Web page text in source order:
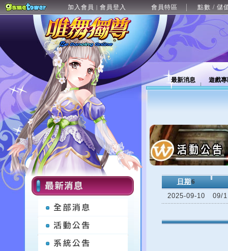
加入會員 | 會員登入 會員特區 點數 / 儲
最新消息 遊戲
日期 6
2025-09-10
09/